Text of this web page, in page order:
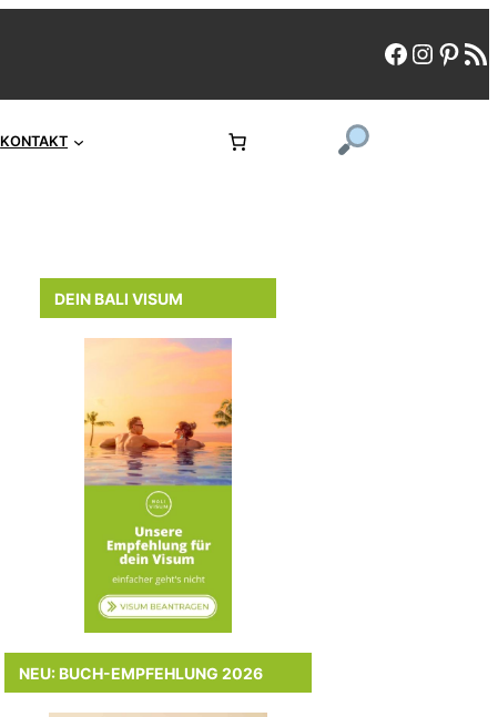
facebook
KONTAKT
DEIN BALI VISUM
NEU: BUCH-EMPFEHLUNG 2026